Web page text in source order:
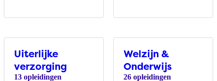
Uiterlijke
verzorging
13 opleidingen
Welzijn &
Onderwijs​
26 opleidingen